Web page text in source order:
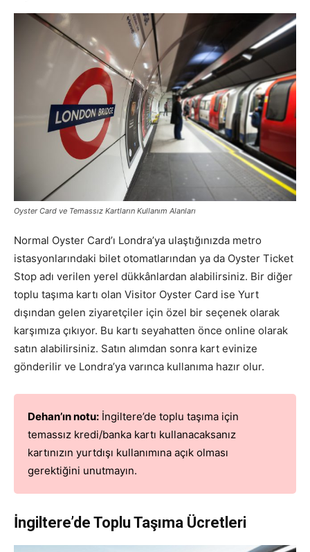
Oyster Card ve Temassız Kartların Kullanım Alanları
Normal Oyster Card’ı Londra’ya ulaştığınızda metro
istasyonlarındaki bilet otomatlarından ya da Oyster Ticket
Stop adı verilen yerel dükkânlardan alabilirsiniz. Bir diğer
toplu taşıma kartı olan Visitor Oyster Card ise Yurt
dışından gelen ziyaretçiler için özel bir seçenek olarak
karşımıza çıkıyor. Bu kartı seyahatten önce online olarak
satın alabilirsiniz. Satın alımdan sonra kart evinize
gönderilir ve Londra’ya varınca kullanıma hazır olur.
Dehan’ın notu: İngiltere’de toplu taşıma için
temassız kredi/banka kartı kullanacaksanız
kartınızın yurtdışı kullanımına açık olması
gerektiğini unutmayın.
İngiltere’de Toplu Taşıma Ücretleri